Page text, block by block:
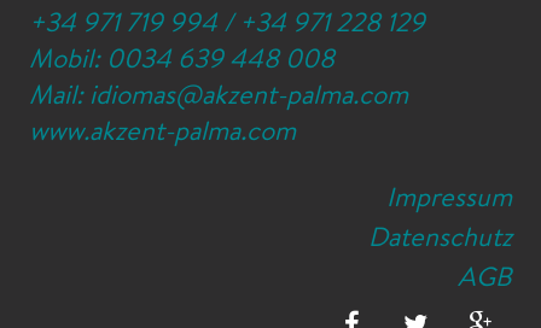
+34 971 719 994 / +34 971 228 129
Mobil: 0034 639 448 008
Mail: idiomas@akzent-palma.com
www.akzent-palma.com
Impressum
Datenschutz
AGB